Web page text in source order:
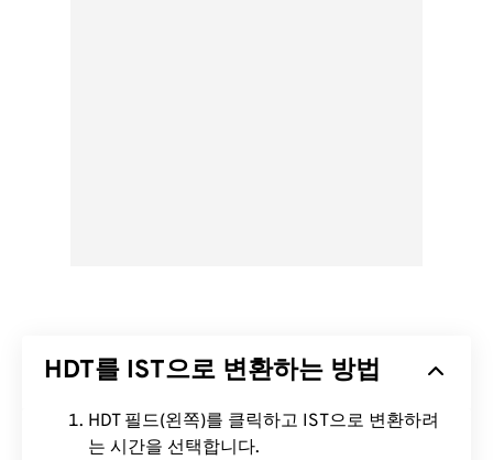
HDT를 IST으로 변환하는 방법
HDT 필드(왼쪽)를 클릭하고 IST으로 변환하려
는 시간을 선택합니다.